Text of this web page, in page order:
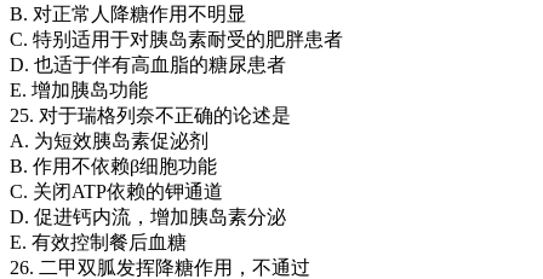
B. 对正常人降糖作用不明显
C. 特别适用于对胰岛素耐受的肥胖患者
D. 也适于伴有高血脂的糖尿患者
E. 增加胰岛功能
25. 对于瑞格列奈不正确的论述是
A. 为短效胰岛素促泌剂
B. 作用不依赖β细胞功能
C. 关闭ATP依赖的钾通道
D. 促进钙内流，增加胰岛素分泌
E. 有效控制餐后血糖
26. 二甲双胍发挥降糖作用，不通过